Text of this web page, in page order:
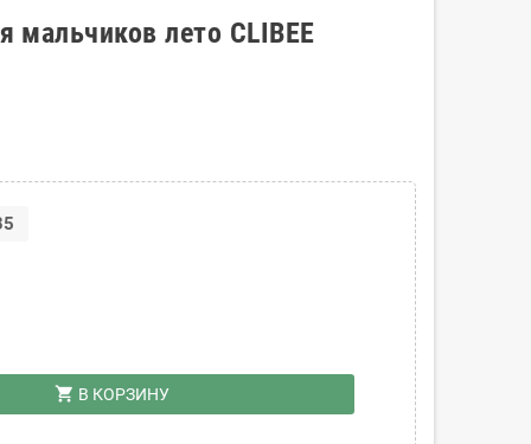
лето CLIBEE
shopping_cart В КОРЗИНУ